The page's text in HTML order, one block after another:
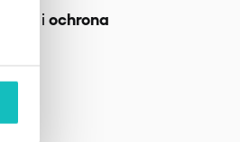
i ochrona